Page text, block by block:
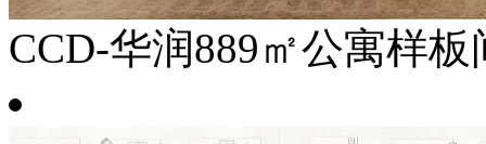
CCD-华润889㎡公寓样板